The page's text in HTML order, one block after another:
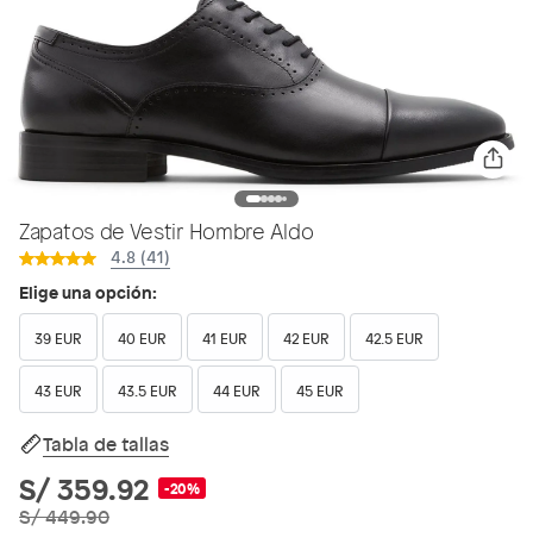
Zapatos de Vestir Hombre Aldo
4.8 (41)
Elige una opción:
39 EUR 40 EUR 41 EUR 42 EUR 42.5 EUR
43 EUR 43.5 EUR 44 EUR 45 EUR
Tabla de tallas
S/ 359.92 -20%
S/ 449.90